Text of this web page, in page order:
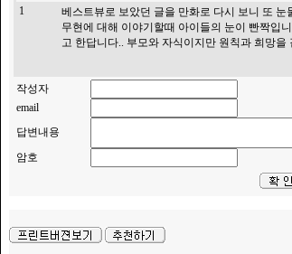
1
베스트뷰로 보았던 글을 만화로 다시 보니 또
무현에 대해 이야기할때 아이들의 눈이 빤짝입
고 한답니다.. 부모와 자식이지만 원칙과 희망
작성자
email
답변내용
암호